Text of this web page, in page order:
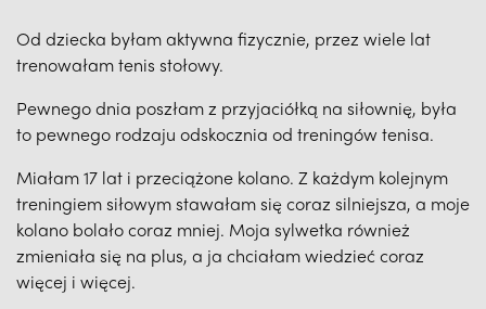
Od dziecka byłam aktywna fizycznie, przez wiele lat
trenowałam tenis stołowy.
Pewnego dnia poszłam z przyjaciółką na siłownię, była
to pewnego rodzaju odskocznia od treningów tenisa.
Miałam 17 lat i przeciążone kolano. Z każdym kolejnym
treningiem siłowym stawałam się coraz silniejsza, a moje
kolano bolało coraz mniej. Moja sylwetka również
zmieniała się na plus, a ja chciałam wiedzieć coraz
więcej i więcej.